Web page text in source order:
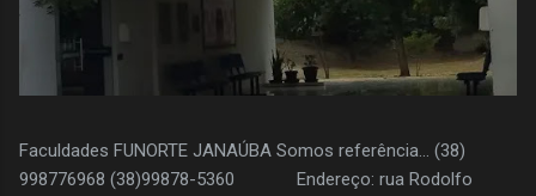
Faculdades FUNORTE JANAÚBA Somos referência... (38)
998776968 (38)99878-5360 Endereço: rua Rodolfo